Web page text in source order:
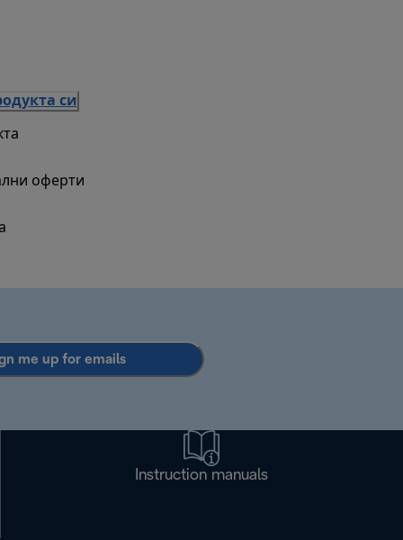
си
оферти
me up for emails
Instruction manuals